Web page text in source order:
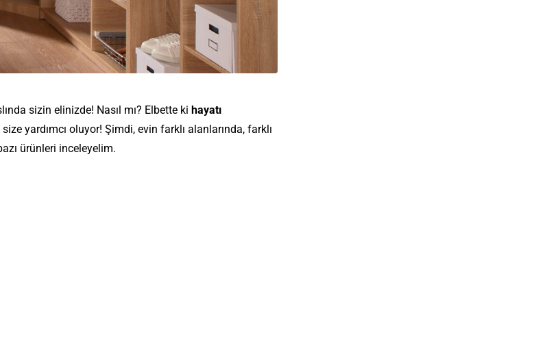
sizin elinizde! Nasıl mı? Elbette ki hayatı
yardımcı oluyor! Şimdi, evin farklı alanlarında, farklı
ürünleri inceleyelim.